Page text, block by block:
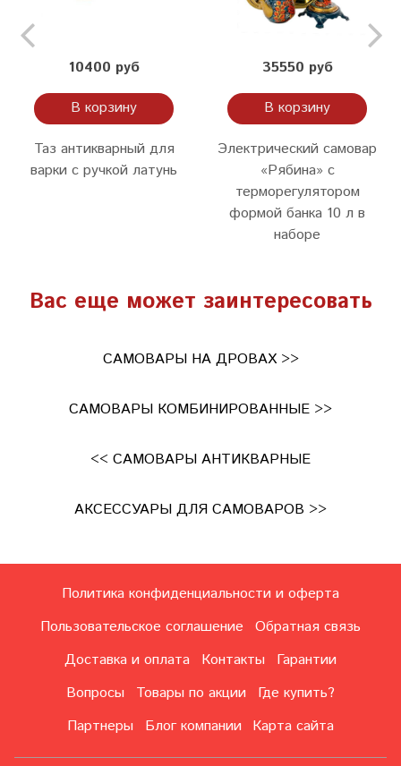
10400 руб
В корзину
Таз антикварный для
варки с ручкой латунь
35550 руб
В корзину
Электрический самовар
«Рябина» с
терморегулятором
формой банка 10 л в
наборе
Вас еще может заинтересовать
САМОВАРЫ НА ДРОВАХ >>
САМОВАРЫ КОМБИНИРОВАННЫЕ >>
<< САМОВАРЫ АНТИКВАРНЫЕ
АКСЕССУАРЫ ДЛЯ САМОВАРОВ >>
Политика конфиденциальности и оферта
Пользовательское соглашение
Обратная связь
Доставка и оплата
Контакты
Гарантии
Вопросы
Товары по акции
Где купить?
Партнеры
Блог компании Карта сайта